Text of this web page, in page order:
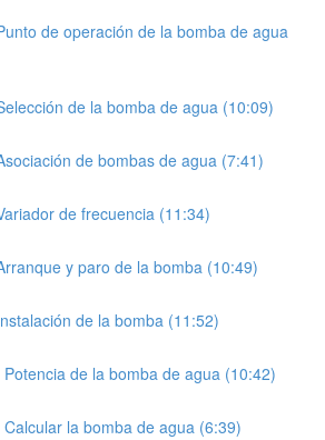
de operación de la bomba de agua
de la bomba de agua (10:09)
de bombas de agua (7:41)
de frecuencia (11:34)
y paro de la bomba (10:49)
de la bomba (11:52)
de la bomba de agua (10:42)
la bomba de agua (6:39)